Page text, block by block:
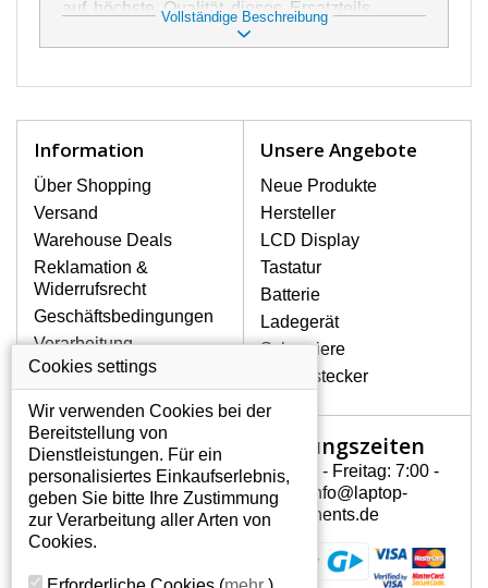
auf höchste Qualität dieses Ersatzteils.
Er dient zur Darstellung von Texten und
Bildern in verschiedener Form. Zu
Notebook höchst vorsichtig umzugehen.
gehören mechanische Schäden, z. B.
ein geborstenes Display oder Risse.
Ferner senkrechte Streifen, das Display
ist ungleichmäßig hell.
LCD DISPLAYS
LP156WH3(TL)(A2) VON
HÖCHSTER QUALITÄT!
Auf Lager halten wir nur
Originaldisplays, die die hohe
Qualitätsklasse A+ erfüllen, also
ohne mangelhafte Pixel, und
zwar über die gesamte
Garantiezeit.
WIE KÖNNEN SIE FESTSTELLEN,
WELCHES DISPLAY SIE FÜR IHREN
Vollständige Beschreibung
Information
Über Shopping
Versand
Warehouse Deals
Reklamation &
Widerrufsrecht
Geschäftsbedingungen
Verarbeitung
personenbezogener
Daten
Über uns - Impressum
Unsere Angebote
Neue Produkte
Hersteller
LCD Display
Tastatur
Batterie
Ladegerät
Scharniere
Gerätestecker
Mein Konto
Mein Konto
Persönliche Daten
Addressen
Öffnungszeiten
Montag - Freitag: 7:00 -
15:30 info@laptop-
components.de
Cookies settings
Wir verwenden Cookies bei der
Bereitstellung von
Dienstleistungen. Für ein
personalisiertes Einkaufserlebnis,
geben Sie bitte Ihre Zustimmung
zur Verarbeitung aller Arten von
Cookies.